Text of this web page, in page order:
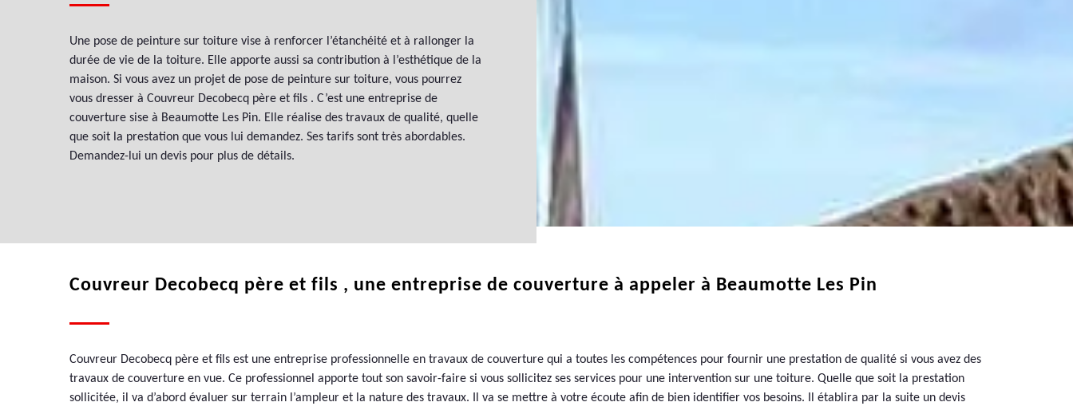
Une pose de peinture sur toiture vise à renforcer l’étanchéité et à rallonger la
durée de vie de la toiture. Elle apporte aussi sa contribution à l’esthétique de la
maison. Si vous avez un projet de pose de peinture sur toiture, vous pourrez
vous dresser à Couvreur Decobecq père et fils . C’est une entreprise de
couverture sise à Beaumotte Les Pin. Elle réalise des travaux de qualité, quelle
que soit la prestation que vous lui demandez. Ses tarifs sont très abordables.
Demandez-lui un devis pour plus de détails.
Couvreur Decobecq père et fils , une entreprise de couverture à appeler à Beaumotte Les Pin
Couvreur Decobecq père et fils est une entreprise professionnelle en travaux de couverture qui a toutes les compétences pour fournir une prestation de qualité si vous avez des
travaux de couverture en vue. Ce professionnel apporte tout son savoir-faire si vous sollicitez ses services pour une intervention sur une toiture. Quelle que soit la prestation
sollicitée, il va d’abord évaluer sur terrain l’ampleur et la nature des travaux. Il va se mettre à votre écoute afin de bien identifier vos besoins. Il établira par la suite un devis